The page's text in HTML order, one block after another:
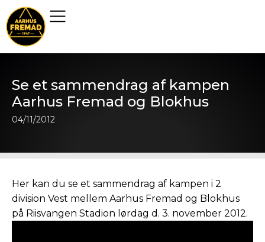
Se et sammendrag af kampen
Aarhus Fremad og Blokhus
04/11/2012
Her kan du se et sammendrag af kampen i 2
division Vest mellem Aarhus Fremad og Blokhus
på Riisvangen Stadion lørdag d. 3. november 2012.